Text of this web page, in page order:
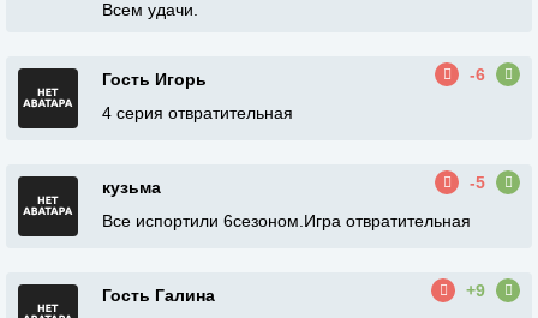
Всем удачи.
Гость Игорь
-6
4 серия отвратительная
кузьма
-5
Все испортили 6сезоном.Игра отвратительная
Гость Галина
+9